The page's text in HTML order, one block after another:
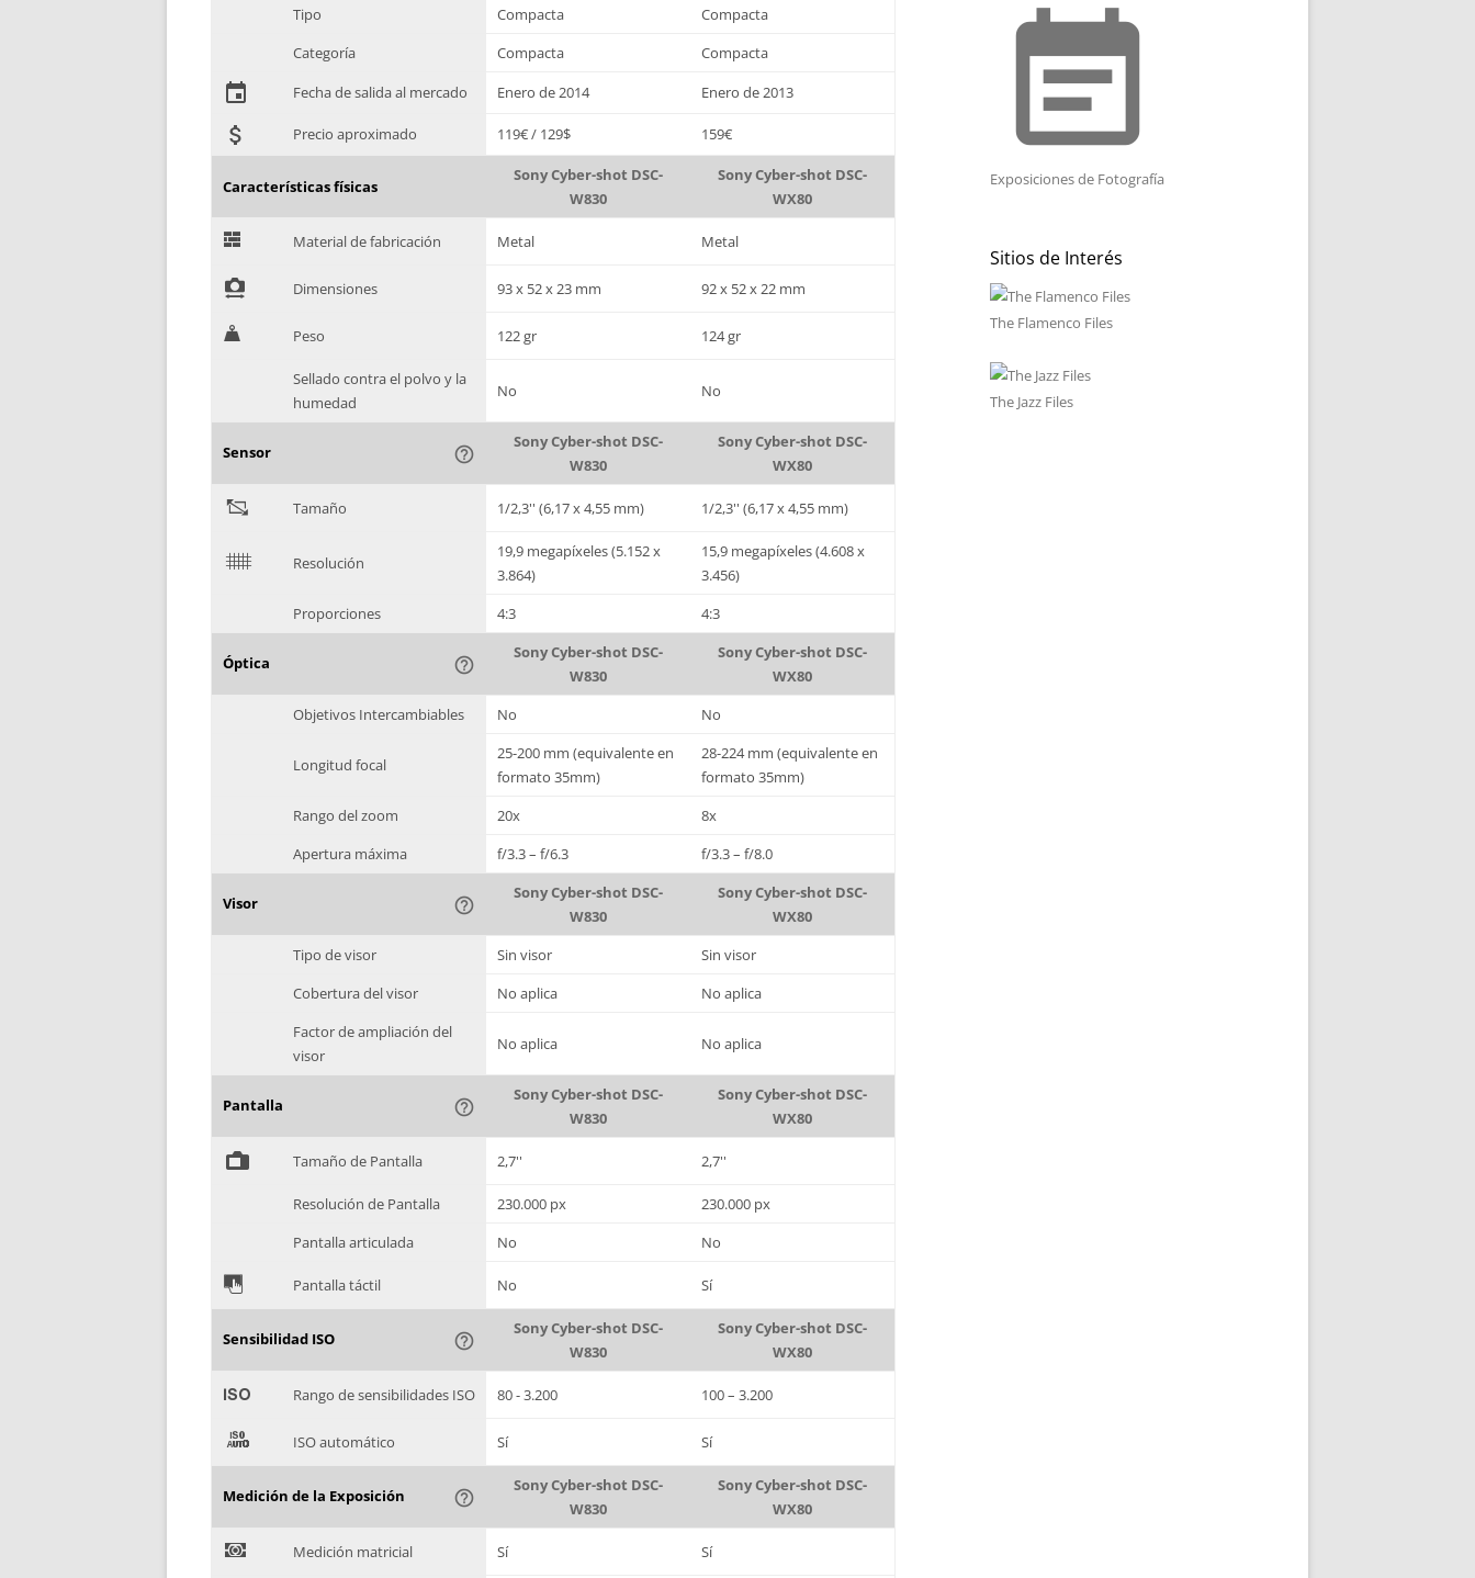
Tipo
Compacta
Compacta
Categoría
Compacta Compacta
event Fecha de salida al mercado Enero de 2014 Enero de 2013
attach_money Precio aproximado 119€ / 129$ 159€
Características físicas
Sony Cyber-shot DSC-
W830
Sony Cyber-shot DSC-
WX80
G Material de fabricación Metal Metal
! Dimensiones 93 x 52 x 23 mm 92 x 52 x 22 mm
H Peso 122 gr 124 gr
Sellado contra el polvo y la
humedad
No No
Sensor help_outline
Sony Cyber-shot DSC-
W830
Sony Cyber-shot DSC-
WX80
" Tamaño 1/2,3'' (6,17 x 4,55 mm) 1/2,3'' (6,17 x 4,55 mm)
$ Resolución
19,9 megapíxeles (5.152 x
3.864)
15,9 megapíxeles (4.608 x
3.456)
Proporciones
4:3 4:3
Óptica help_outline
Sony Cyber-shot DSC-
W830
Sony Cyber-shot DSC-
WX80
Objetivos Intercambiables
No No
Longitud focal
25-200 mm (equivalente en
formato 35mm)
28-224 mm (equivalente en
formato 35mm)
Rango del zoom
20x
8x
Apertura máxima
f/3.3 – f/6.3 f/3.3 – f/8.0
Visor help_outline
Sony Cyber-shot DSC-
W830
Sony Cyber-shot DSC-
WX80
Tipo de visor
Sin visor
Sin visor
Cobertura del visor
No aplica
No aplica
Factor de ampliación del
visor
No aplica No aplica
Pantalla help_outline
Sony Cyber-shot DSC-
W830
Sony Cyber-shot DSC-
WX80
% Tamaño de Pantalla 2,7'' 2,7''
Resolución de Pantalla 230.000 px
230.000 px
Pantalla articulada
No No
& Pantalla táctil No Sí
Sensibilidad ISO help_outline
Sony Cyber-shot DSC-
W830
Sony Cyber-shot DSC-
WX80
' Rango de sensibilidades ISO 80 - 3.200 100 – 3.200
( ISO automático Sí Sí
Medición de la Exposición help_outline
Sony Cyber-shot DSC-
W830
Sony Cyber-shot DSC-
WX80
) Medición matricial Sí Sí
event_note
Exposiciones de Fotografía
Sitios de Interés
The Flamenco Files
The Jazz Files